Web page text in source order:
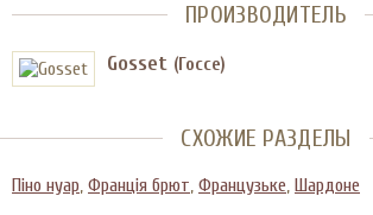
ПРОИЗВОДИТЕЛЬ
Gosset (Госсе)
СХОЖИЕ РАЗДЕЛЫ
Піно нуар, Франція брют, Французьке, Шардоне